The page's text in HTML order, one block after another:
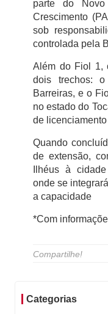
parte do
Crescimento
sob
controlada pela
Além do Fiol 1,
dois trechos:
Barreiras, e o
no estado do
de
Quando
de extensão,
Ilhéus à
onde se
a capacidade
*Com
Compartilhe!
Categorias